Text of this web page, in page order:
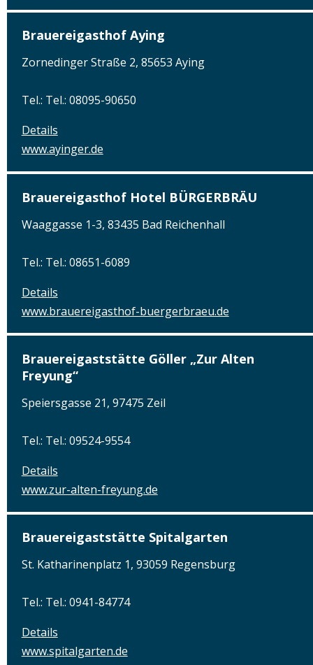
Brauereigasthof Aying
Zornedinger Straße 2, 85653 Aying
Tel.: Tel.: 08095-90650
Details
www.ayinger.de
Brauereigasthof Hotel BÜRGERBRÄU
Waaggasse 1-3, 83435 Bad Reichenhall
Tel.: Tel.: 08651-6089
Details
www.brauereigasthof-buergerbraeu.de
Brauereigaststätte Göller „Zur Alten
Freyung“
Speiersgasse 21, 97475 Zeil
Tel.: Tel.: 09524-9554
Details
www.zur-alten-freyung.de
Brauereigaststätte Spitalgarten
St. Katharinenplatz 1, 93059 Regensburg
Tel.: Tel.: 0941-84774
Details
www.spitalgarten.de